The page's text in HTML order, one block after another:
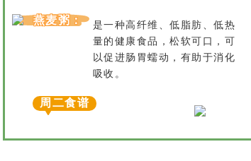
燕麦粥：
是一种高纤维、低脂肪、低热
量的健康食品，松软可口，可
以促进肠胃蠕动，有助于消化
吸收。
周二食谱